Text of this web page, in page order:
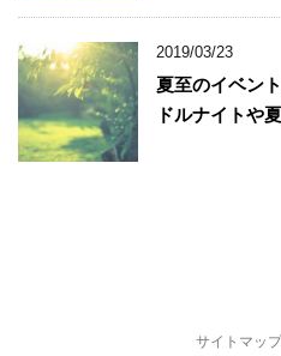
2019/03/23
夏至のイベン
ドルナイトや
サイトマップ